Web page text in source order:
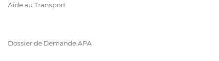
Aide au Transport
Dossier de Demande APA